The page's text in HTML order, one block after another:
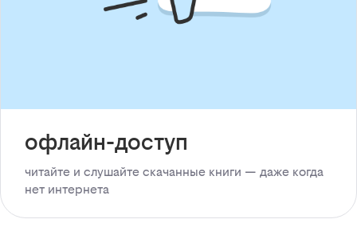
офлайн-доступ
читайте и слушайте скачанные книги — даже когда
нет интернета